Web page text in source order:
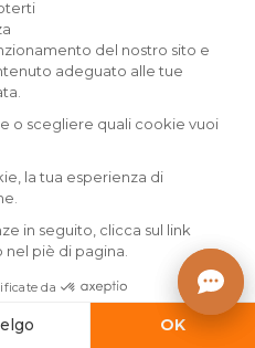
+2
Poggiapiedi in tessuto
testurizzato (altezza 44 cm)